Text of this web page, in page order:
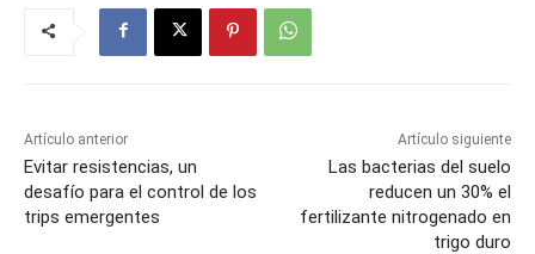
Artículo anterior
Evitar resistencias, un
desafío para el control de los
trips emergentes
Artículo siguiente
Las bacterias del suelo
reducen un 30% el
fertilizante nitrogenado en
trigo duro